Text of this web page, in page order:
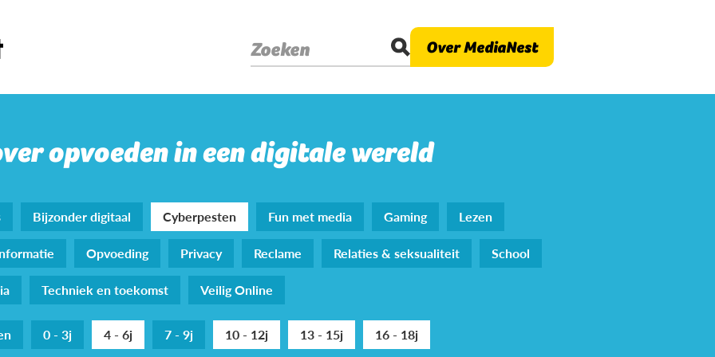
Zoeken Over MediaNest
opvoeden in een digitale wereld
Bijzonder digitaal Cyberpesten Fun met media Gaming
Lezen
Opvoeding Privacy Reclame Relaties & seksualiteit
School
Techniek en toekomst Veilig Online
0 - 3j 4 - 6j 7 - 9j 10 - 12j 13 - 15j 16 - 18j